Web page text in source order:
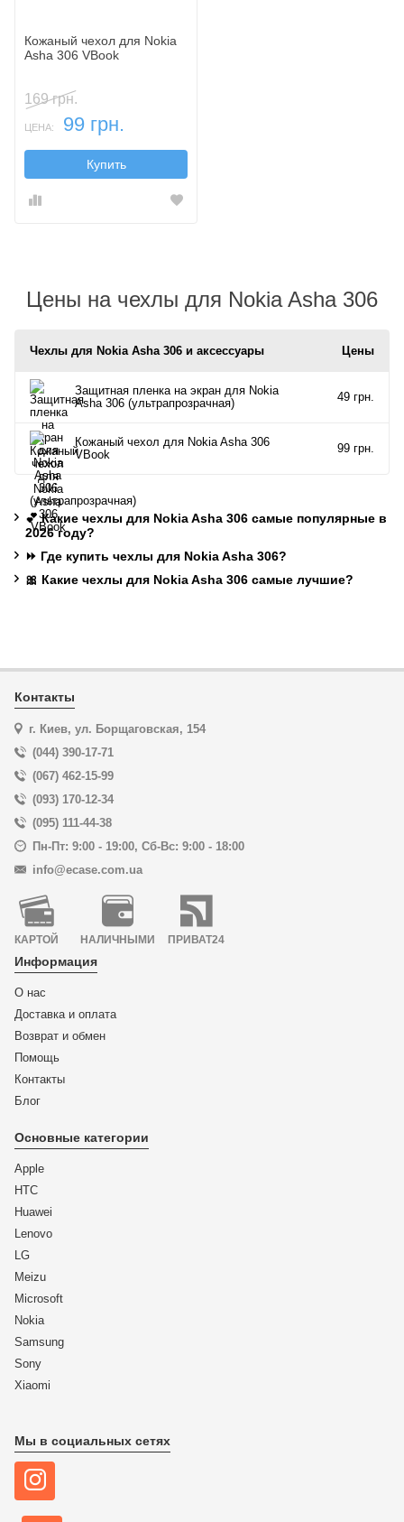
Кожаный чехол для Nokia
Asha 306 VBook
169 грн.
ЦЕНА: 99 грн.
Купить
Цены на чехлы для Nokia Asha 306
Чехлы для Nokia Asha 306 и аксессуары Цены
Защитная пленка на экран для Nokia
Asha 306 (ультрапрозрачная)
49 грн.
Кожаный чехол для Nokia Asha 306
VBook
99 грн.
💕 Какие чехлы для Nokia Asha 306 самые популярные в
2026 году?
⏩ Где купить чехлы для Nokia Asha 306?
🎀 Какие чехлы для Nokia Asha 306 самые лучшие?
Контакты
г. Киев, ул. Борщаговская, 154
(044) 390-17-71
(067) 462-15-99
(093) 170-12-34
(095) 111-44-38
Пн-Пт: 9:00 - 19:00, Сб-Вс: 9:00 - 18:00
info@ecase.com.ua
КАРТОЙ НАЛИЧНЫМИ ПРИВАТ24
Информация
О нас
Доставка и оплата
Возврат и обмен
Помощь
Контакты
Блог
Основные категории
Apple
HTC
Huawei
Lenovo
LG
Meizu
Microsoft
Nokia
Samsung
Sony
Xiaomi
Мы в социальных сетях